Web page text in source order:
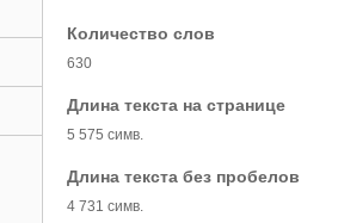
Количество слов
630
Длина текста на странице
5 575 симв.
Длина текста без пробелов
4 731 симв.